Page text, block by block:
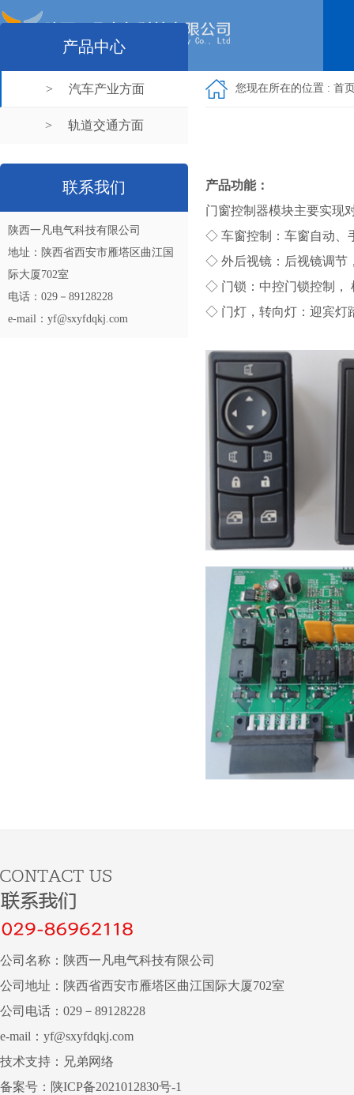
产品中心
> 汽车产业方面
> 轨道交通方面
联系我们
陕西一凡电气科技有限公司
地址：陕西省西安市雁塔区曲江国
际大厦702室
电话：029－89128228
e-mail：yf@sxyfdqkj.com
您现在所在的位置 : 首
产品功能：
门窗控制器模块主要实现
◇ 车窗控制：车窗自动、
◇ 外后视镜：后视镜调节
◇ 门锁：中控门锁控制，
◇ 门灯，转向灯：迎宾灯
公司名称：陕西一凡电气科技有限公司
公司地址：陕西省西安市雁塔区曲江国际大厦702室
公司电话：029－89128228
e-mail：yf@sxyfdqkj.com
技术支持： 兄弟网络
备案号： 陕ICP备2021012830号-1